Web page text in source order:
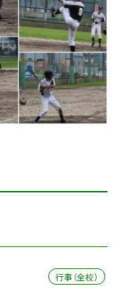
行事（全校）